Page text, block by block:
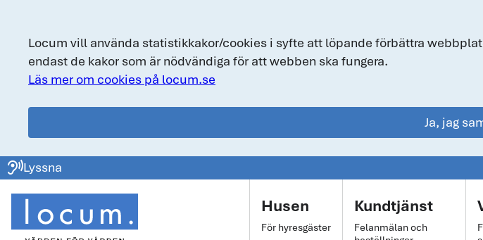
Locum vill använda statistikkakor/cookies i syfte att löpande förbättra
endast de kakor som är nödvändiga för att webben ska fungera.
Läs mer om cookies på locum.se
Ja, jag
locum.se
ear_soundLyssna
Husen
För hyresgäster
Kundtjänst
Felanmälan och